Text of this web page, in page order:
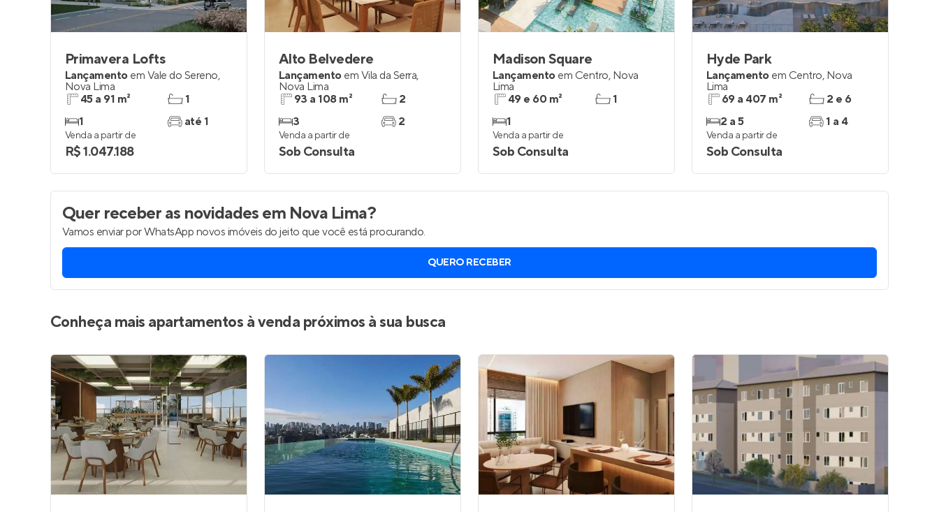
Entrar no Apto
Primavera Lofts
Lançamento em Vale do Sereno,
Nova Lima
45 a 91 m²
1
1
até 1
Venda a partir de
R$ 1.047.188
Alto Belvedere
Lançamento em Vila da Serra,
Nova Lima
93 a 108 m²
3
2
2
Venda a partir de
Sob Consulta
Madison Square
Lançamento em Centro, Nova
Lima
49 e 60 m²
1
1
Venda a partir de
Sob Consulta
Hyde Park
Lançamento em Centro, Nova
Lima
69 a 407 m²
2 a 5
2 e 6
1 a 4
Venda a partir de
Sob Consulta
Quer receber as novidadesem Nova Lima?
Vamos enviar por WhatsApp novos imóveis do jeito que você está procurando.
QUERO RECEBER
Conheça mais apartamentos à venda próximos à sua busca